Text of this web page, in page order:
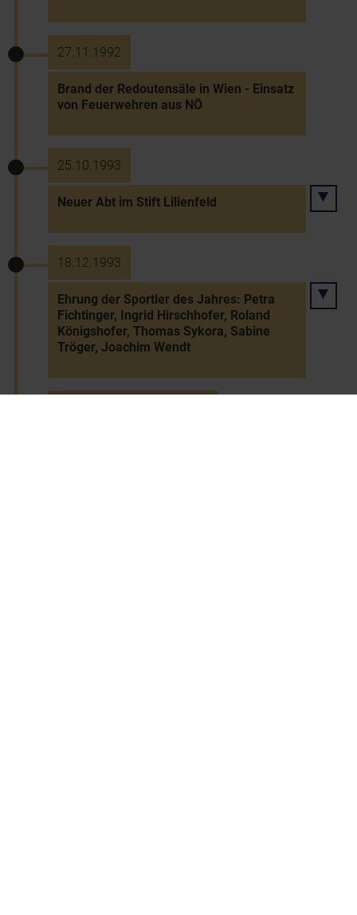
27.11.1992
Brand der Redoutensäle in Wien - Einsatz
von Feuerwehren aus NÖ
25.10.1993
Neuer Abt im Stift Lilienfeld
18.12.1993
Ehrung der Sportler des Jahres: Petra
Fichtinger, Ingrid Hirschhofer, Roland
Königshofer, Thomas Sykora, Sabine
Tröger, Joachim Wendt